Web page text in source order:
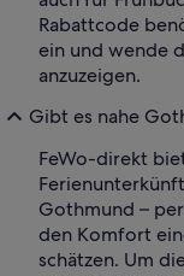
Rabattcode
ein und wende
anzuzeigen.
Gibt es nahe
FeWo-direkt
Gothmund –
den Komfort
schätzen. Um